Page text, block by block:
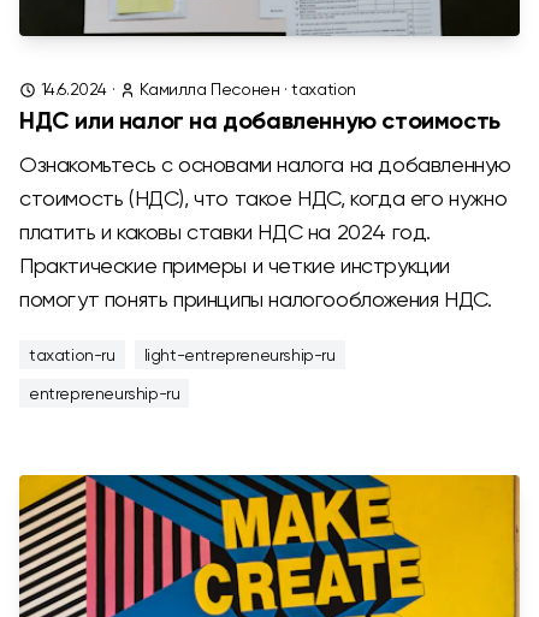
14.6.2024 · Камилла Песонен ·taxation
НДС или налог на добавленную стоимость
Ознакомьтесь с основами налога на добавленную
стоимость (НДС), что такое НДС, когда его нужно
платить и каковы ставки НДС на 2024 год.
Практические примеры и четкие инструкции
помогут понять принципы налогообложения НДС.
taxation-ru
light-entrepreneurship-ru
entrepreneurship-ru